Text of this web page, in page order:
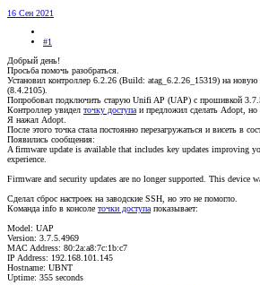
16 Сен 2021
#1
Добрый день!
Просьба помочь разобраться.
Установил контроллер 6.2.26 (Build: atag_6.2.26_15319) на новую
(8.4.2105).
Попробовал подключить старую Unifi AP (UAP) с прошивкой
Контроллер увидел точку доступа и предложил сделать Adopt, но
Я нажал Adopt.
После этого точка стала постоянно перезагружаться и висеть в
Появились сообщения:
A firmware update is available that includes key updates improving
experience.
Firmware and security updates are no longer supported. This device
Сделал сброс настроек на заводские SSH, но это не помогло.
Команда info в консоле точки доступа показывает:
Model: UAP
Version: 3.7.5.4969
MAC Address: 80:2a:a8:7c:1b:c7
IP Address: 192.168.101.145
Hostname: UBNT
Uptime: 355 seconds